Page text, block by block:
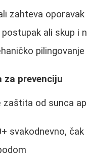
zahteva oporavak
postupak ali skup i
pilingovanje
prevenciju
zaštita od sunca
svakodnevno, čak